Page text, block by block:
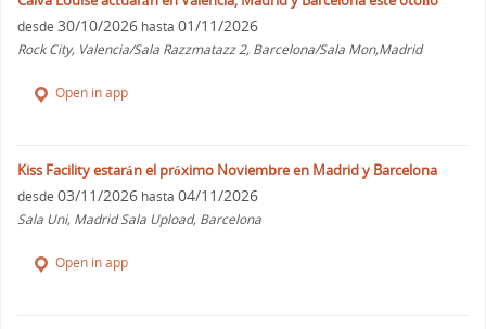
desde 30/10/2026 hasta 01/11/2026
Rock City, Valencia/Sala Razzmatazz 2, Barcelona/Sala Mon,Madrid
Open in app
Kiss Facility estarán el próximo Noviembre en Madrid y Barcelona
desde 03/11/2026 hasta 04/11/2026
Sala Uni, Madrid Sala Upload, Barcelona
Open in app